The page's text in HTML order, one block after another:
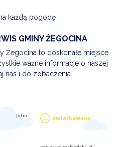
każdą pogodę
GMINY ŻEGOCINA
Żegocina to doskonałe miejsce
ważne informacje o naszej
nas i do zobaczenia.